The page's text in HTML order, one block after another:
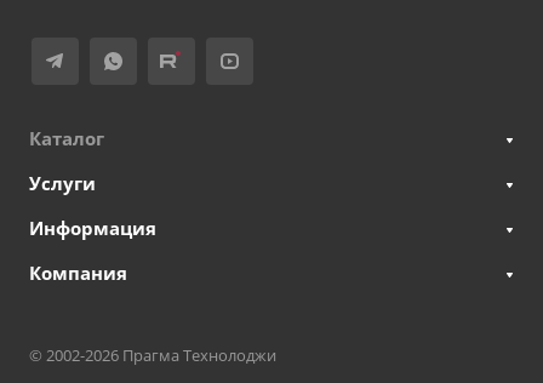
Каталог
Услуги
Информация
Компания
© 2002-2026 Прагма Технолоджи